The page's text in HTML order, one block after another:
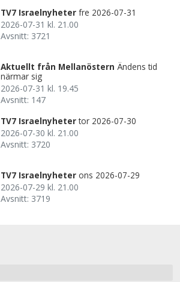
TV7 Israelnyheter fre 2026-07-31
2026-07-31 kl. 21.00
Avsnitt: 3721
Aktuellt från Mellanöstern Ändens tid
närmar sig
2026-07-31 kl. 19.45
Avsnitt: 147
TV7 Israelnyheter tor 2026-07-30
2026-07-30 kl. 21.00
Avsnitt: 3720
TV7 Israelnyheter ons 2026-07-29
2026-07-29 kl. 21.00
Avsnitt: 3719